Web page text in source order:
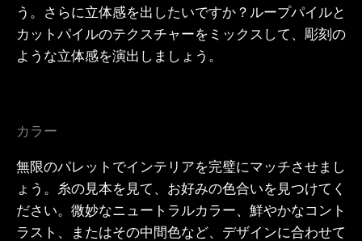
う。さらに立体感を出したいですか？ループパイルと
カットパイルのテクスチャーをミックスして、彫刻の
ような立体感を演出しましょう。
カラー
無限のパレットでインテリアを完璧にマッチさせまし
ょう。糸の見本を見て、お好みの色合いを見つけてく
ださい。微妙なニュートラルカラー、鮮やかなコント
ラスト、またはその中間色など、デザインに合わせて